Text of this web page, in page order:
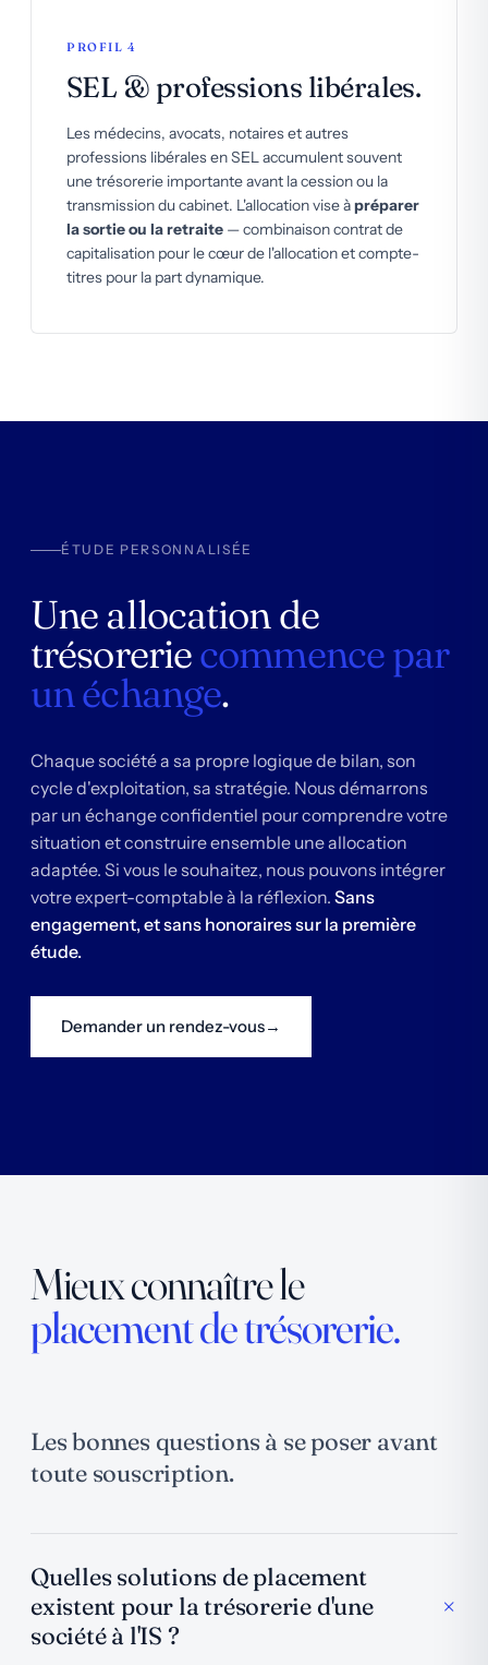
PROFIL 4
SEL & professions libérales.
Les médecins, avocats, notaires et autres
professions libérales en SEL accumulent souvent
une trésorerie importante avant la cession ou la
transmission du cabinet. L'allocation vise àpréparer
la sortie ou la retraite — combinaison contrat de
capitalisation pour le cœur de l'allocation et compte-
titres pour la part dynamique.
ÉTUDE PERSONNALISÉE
Une allocation de
trésoreriecommence par
un échange.
Chaque société a sa propre logique de bilan, son
cycle d'exploitation, sa stratégie. Nous démarrons
par un échange confidentiel pour comprendre votre
situation et construire ensemble une allocation
adaptée. Si vous le souhaitez, nous pouvons intégrer
votre expert-comptable à la réflexion. Sans
engagement, et sans honoraires sur la première
étude.
Demander un rendez-vous
Mieux connaître le
placement de trésorerie.
Les bonnes questions à se poser avant
toute souscription.
Quelles solutions de placement
existent pour la trésorerie d'une
société à l'IS ?
+